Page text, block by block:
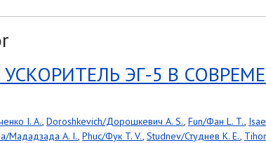
ЭГ-5 В
I. A., Doroshkevich/Дорошкевич A. S., Fun/Фан L. T.,
Мададзада A. I., Phuc/Фук T. V., Studnev/Студнев K. E.,